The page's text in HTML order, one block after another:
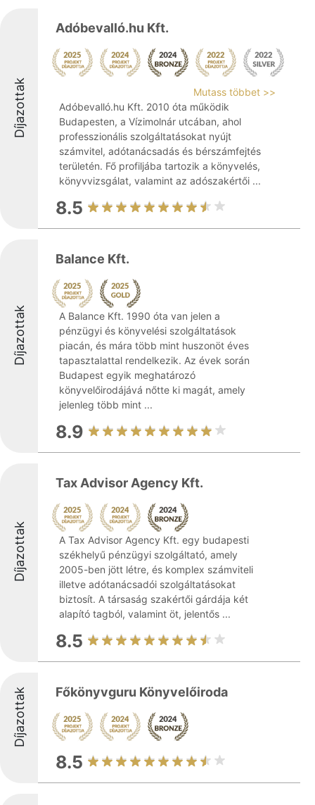
Díjazottak
Adóbevalló.hu Kft.
Mutass többet >>
Adóbevalló.hu Kft. 2010 óta működik
Budapesten, a Vízimolnár utcában, ahol
professzionális szolgáltatásokat nyújt
számvitel, adótanácsadás és bérszámfejtés
területén. Fő profiljába tartozik a könyvelés,
könyvvizsgálat, valamint az adószakértői ...
8.5
Díjazottak
Balance Kft.
A Balance Kft. 1990 óta van jelen a
pénzügyi és könyvelési szolgáltatások
piacán, és mára több mint huszonöt éves
tapasztalattal rendelkezik. Az évek során
Budapest egyik meghatározó
könyvelőirodájává nőtte ki magát, amely
jelenleg több mint ...
8.9
Díjazottak
Tax Advisor Agency Kft.
A Tax Advisor Agency Kft. egy budapesti
székhelyű pénzügyi szolgáltató, amely
2005-ben jött létre, és komplex számviteli
illetve adótanácsadói szolgáltatásokat
biztosít. A társaság szakértői gárdája két
alapító tagból, valamint öt, jelentős ...
8.5
Díjazottak Főkönyvguru Könyvelőiroda
8.5